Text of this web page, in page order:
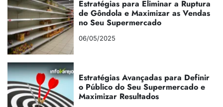
Estratégias para Eliminar a Ruptura
de Gôndola e Maximizar as Vendas
no Seu Supermercado
06/05/2025
Estratégias Avançadas para Definir
o Público do Seu Supermercado e
Maximizar Resultados